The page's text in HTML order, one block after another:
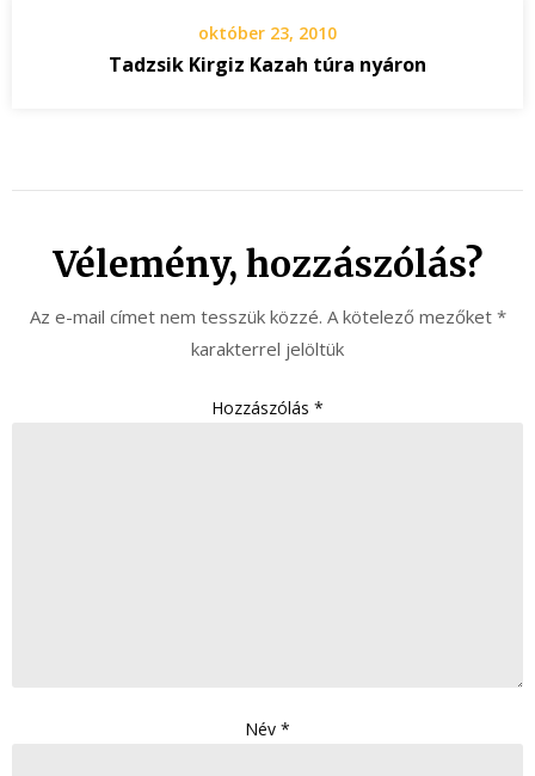
október 23, 2010
Tadzsik Kirgiz Kazah túra nyáron
Vélemény, hozzászólás?
Az e-mail címet nem tesszük közzé. A kötelező mezőket *
karakterrel jelöltük
Hozzászólás *
Név *